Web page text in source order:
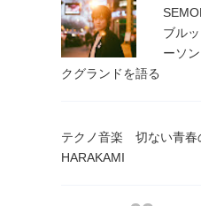
ブル
ーソ
クグランドを語る
テクノ音楽 切ない青
HARAKAMI